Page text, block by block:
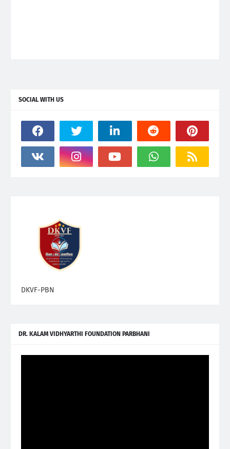
SOCIAL WITH US
DKVF-PBN
DR. KALAM VIDHYARTHI FOUNDATION PARBHANI